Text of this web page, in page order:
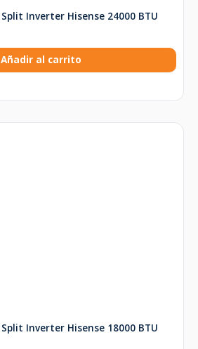
Inverter Hisense 24000 BTU
Añadir al carrito
Inverter Hisense 18000 BTU